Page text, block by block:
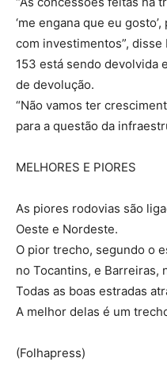
‘me engana que eu
com investimentos”,
153 está sendo devolvida
de devolução.
“Não vamos ter
para a questão da
MELHORES E PIORES
As piores rodovias são
Oeste e Nordeste.
O pior trecho, segundo o
no Tocantins, e Barreiras,
Todas as boas estradas
A melhor delas é um
(Folhapress)